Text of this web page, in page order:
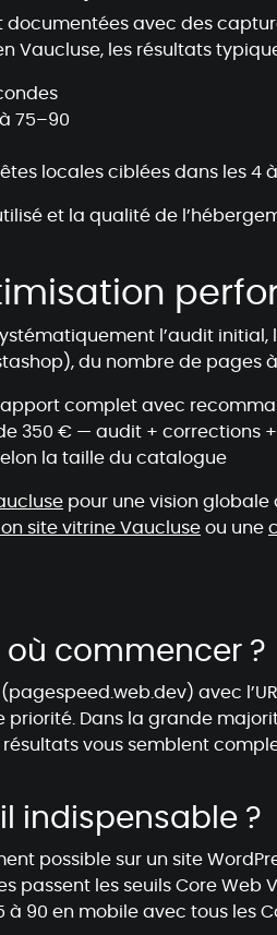
documentées avec des
Vaucluse, les résultats
75–90
locales ciblées dans les 4
et la qualité de
l’audit
du nombre de
complet avec
350 € — audit + corrections
la taille du catalogue
pour une vision globale
site vitrine Vaucluse ou une
où commencer ?
(pagespeed.web.dev) avec
Dans la grande
vous semblent
indispensable ?
possible sur un site
passent les seuils Core
à 90 en mobile avec tous les